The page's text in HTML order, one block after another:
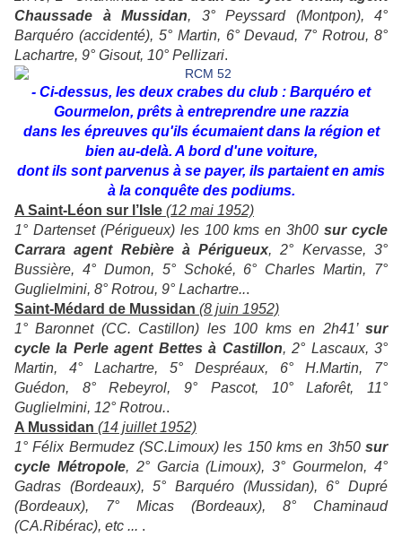
Chaussade à Mussidan, 3° Peyssard (Montpon), 4°
Barquéro (accidenté), 5° Martin, 6° Devaud, 7° Rotrou, 8°
Lachartre, 9° Gisout, 10° Pellizari.
- Ci-dessus, les deux crabes du club : Barquéro et
Gourmelon, prêts à entreprendre une razzia
dans les épreuves qu'ils écumaient dans la région et
bien au-delà. A bord d'une voiture,
dont ils sont parvenus à se payer, ils partaient en amis
à la conquête des podiums.
A Saint-Léon sur l’Isle (12 mai 1952)
1° Dartenset (Périgueux) les 100 kms en 3h00sur cycle
Carrara agent Rebière à Périgueux, 2° Kervasse, 3°
Bussière, 4° Dumon, 5° Schoké, 6° Charles Martin, 7°
Guglielmini, 8° Rotrou, 9° Lachartre...
Saint-Médard de Mussidan (8 juin 1952)
1° Baronnet (CC. Castillon) les 100 kms en 2h41’ sur
cycle la Perle agent Bettes à Castillon, 2° Lascaux, 3°
Martin, 4° Lachartre, 5° Despréaux, 6° H.Martin, 7°
Guédon, 8° Rebeyrol, 9° Pascot, 10° Laforêt, 11°
Guglielmini, 12° Rotrou..
A Mussidan (14 juillet 1952)
1° Félix Bermudez (SC.Limoux) les 150 kms en 3h50 sur
cycle Métropole, 2° Garcia (Limoux), 3° Gourmelon, 4°
Gadras (Bordeaux), 5° Barquéro (Mussidan), 6° Dupré
(Bordeaux), 7° Micas (Bordeaux), 8° Chaminaud
(CA.Ribérac), etc ... .